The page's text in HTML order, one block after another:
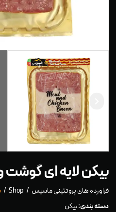
بیکن لایه ای گوشت
فراورده های پروتئینی ماسیس Shop
دسته بندی:بیکن